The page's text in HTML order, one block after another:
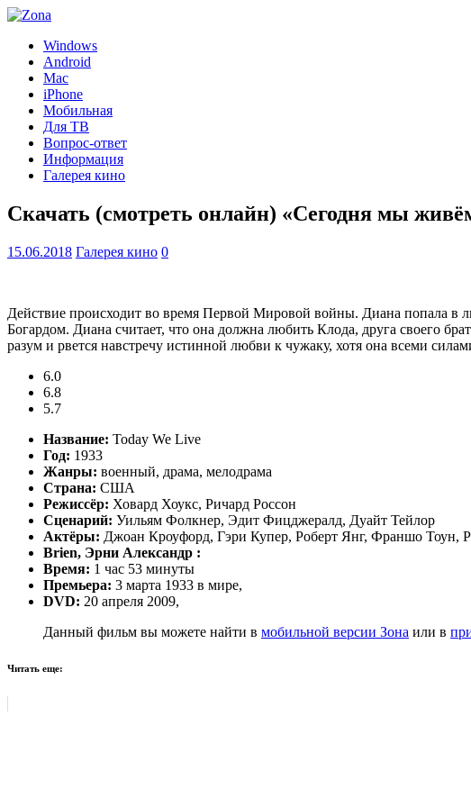
Windows
Android
Mac
iPhone
Мобильная
Для ТВ
Вопрос-ответ
Информация
Галерея кино
Скачать (смотреть онлайн) «Сегодня мы
15.06.2018 Галерея кино 0
Действие происходит во время Первой Мировой войны. Диана попала
Богардом. Диана считает, что она должна любить Клода, друга своего
разум и рвется навстречу истинной любви к чужаку, хотя она всеми
6.0
6.8
5.7
Название: Today We Live
Год: 1933
Жанры: военный, драма, мелодрама
Страна: США
Режиссёр: Ховард Хоукс, Ричард Россон
Сценарий: Уильям Фолкнер, Эдит Фицджералд, Дуайт Тейлор
Актёры: Джоан Кроуфорд, Гэри Купер, Роберт Янг, Франшо Тоун,
Brien, Эрни Александр :
Время: 1 час 53 минуты
Премьера: 3 марта 1933 в мире,
DVD: 20 апреля 2009,
Данный фильм вы можете найти в мобильной версии Зона или в
Читать еще: